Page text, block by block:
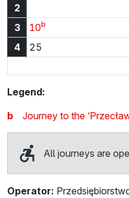
2
3
10b
4
25
Legend:
b
Journey to the
All journeys are
Operator: